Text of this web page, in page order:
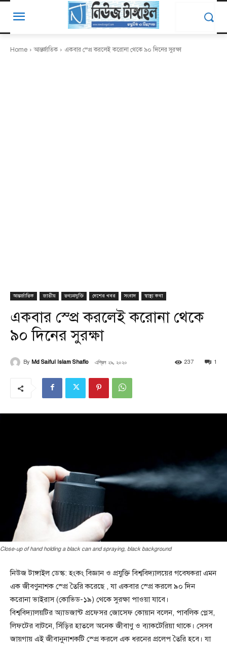
Home আন্তর্জাতিক একবার স্প্রে করলেই করোনা থেকে ৯০ দিনের সুরক্ষা
আন্তর্জাতিক জাতীয় তথ্যপ্রযুক্তি দেশের খবর সংবাদ স্বাস্থ্য কথা
একবার স্প্রে করলেই করোনা থেকে
৯০ দিনের সুরক্ষা
By Md Saiful Islam Shaflo এপ্রিল ২৯, ২০২০ 1
237
Close-up of hand holding a black can and spraying, black background
নিউজ টাঙ্গাইল ডেস্ক: হংকং বিজ্ঞান ও প্রযুক্তি বিশ্ববিদ্যালয়ের গবেষকরা এমন
এক জীবণুনাশক স্প্রে তৈরি করেছে , যা একবার স্প্রে করলে ৯০ দিন
করোনা ভাইরাস (কোভিড-১৯) থেকে সুরক্ষা পাওয়া যাবে।
বিশ্ববিদ্যালয়টির অ্যাডজান্ট প্রফেসর জোসেফ কোয়ান বলেন, পাবলিক প্লেস,
লিফটের বাটনে, সিঁড়ির হাতলে অনেক জীবাণু ও ব্যাকটেরিয়া থাকে। সেসব
জায়গায় এই জীবানুনাশকটি স্প্রে করলে এক ধরনের প্রলেপ তৈরি হবে। যা